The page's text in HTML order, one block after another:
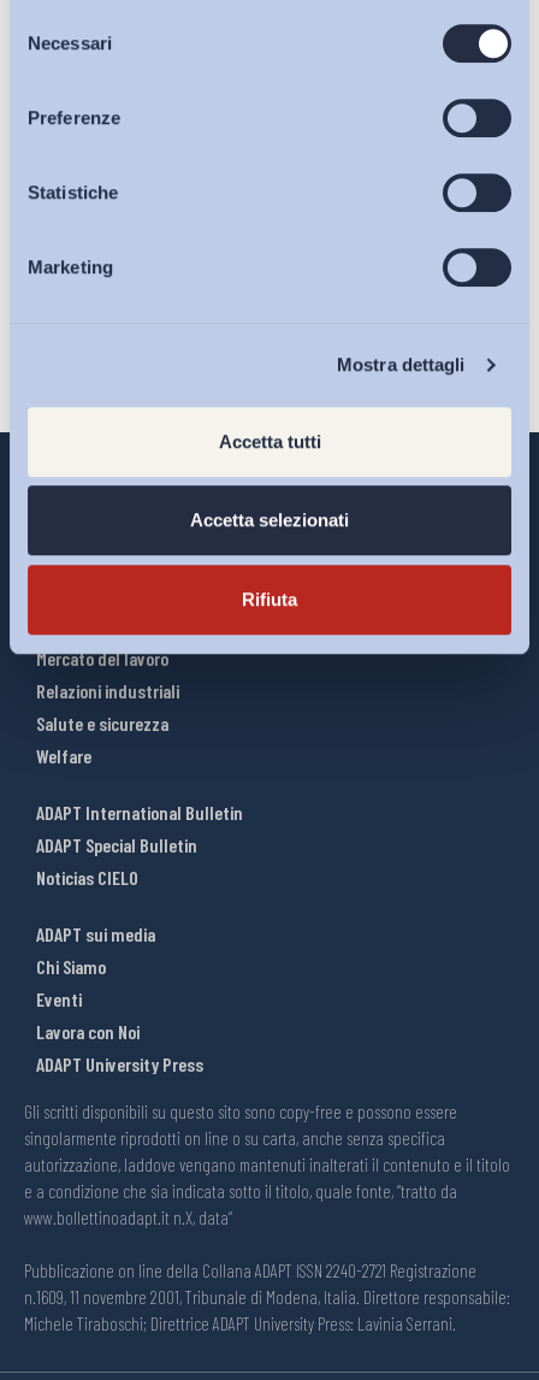
delNecessari
Preferenze
Statistiche
Marketing
Mostra dettagli
Accetta tutti
Accetta selezionati
Rifiuta
Bollettini ADAPT
Articoli
Osservatori
Eventi
Ho letto e Accetto il trattamento dei dati personali descritti
Iscriviti
Interventi ADAPT
Mercato del lavoro
Relazioni industriali
Salute e sicurezza
Welfare
ADAPT International Bulletin
ADAPT Special Bulletin
Noticias CIELO
ADAPT sui media
Chi Siamo
Eventi
Lavora con Noi
ADAPT University Press
Gli scritti disponibili su questo sito sono copy-free e possono essere
singolarmente riprodotti on line o su carta, anche senza specifica
autorizzazione, laddove vengano mantenuti inalterati il contenuto e il titolo
e a condizione che sia indicata sotto il titolo, quale fonte, “tratto da
www.bollettinoadapt.it n.X, data“
Pubblicazione on line della Collana ADAPT ISSN 2240-2721 Registrazione
n.1609, 11 novembre 2001, Tribunale di Modena, Italia. Direttore responsabile:
Michele Tiraboschi; Direttrice ADAPT University Press: Lavinia Serrani.